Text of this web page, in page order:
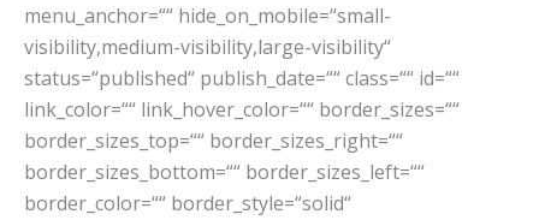
menu_anchor=““ hide_on_mobile=“small-
visibility,medium-visibility,large-visibility“
status=“published“ publish_date=““ class=““ id=““
link_color=““ link_hover_color=““ border_sizes=““
border_sizes_top=““ border_sizes_right=““
border_sizes_bottom=““ border_sizes_left=““
border_color=““ border_style=“solid“